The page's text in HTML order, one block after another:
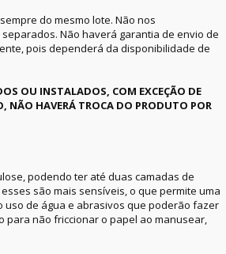
do mesmo lote. Não nos
Não haverá garantia de envio de
pois dependerá da disponibilidade de
OU INSTALADOS, COM EXCEÇÃO DE
NÃO HAVERÁ TROCA DO PRODUTO POR
podendo ter até duas camadas de
são mais sensíveis, o que permite uma
uso de água e abrasivos que poderão fazer
para não friccionar o papel ao manusear,